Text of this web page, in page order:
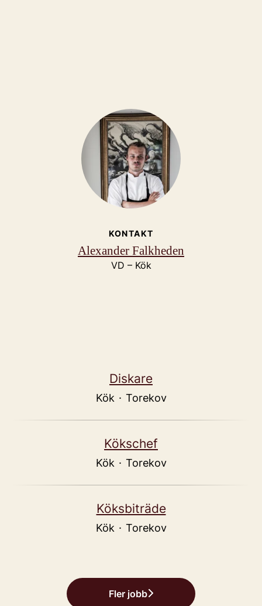
KONTAKT
Alexander Falkheden
VD – Kök
Diskare
Kök · Torekov
Kökschef
Kök · Torekov
Köksbiträde
Kök · Torekov
Fler jobb